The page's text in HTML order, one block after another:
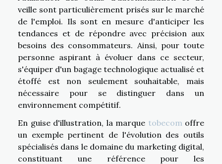
veille sont particulièrement prisés sur le marché
de l'emploi. Ils sont en mesure d'anticiper les
tendances et de répondre avec précision aux
besoins des consommateurs. Ainsi, pour toute
personne aspirant à évoluer dans ce secteur,
s'équiper d'un bagage technologique actualisé et
étoffé est non seulement souhaitable, mais
nécessaire pour se distinguer dans un
environnement compétitif.
En guise d'illustration, la marque tobecom offre
un exemple pertinent de l'évolution des outils
spécialisés dans le domaine du marketing digital,
constituant une référence pour les